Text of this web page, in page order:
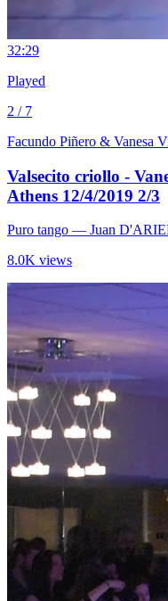
32:29
Played
2 / 7
Facundo Piñero & Vanesa
Valsecito criollo -
Athens 12/4/2019 2/3
Puro tango — Juan
8.0K views